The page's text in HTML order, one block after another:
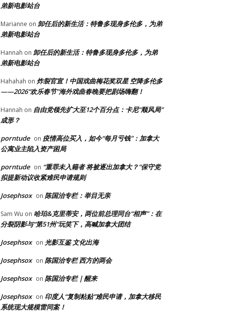
弟新电影站台
Marianne on 卸任后的新生活：特鲁多现身多伦多，为弟
弟新电影站台
Hannah on 卸任后的新生活：特鲁多现身多伦多，为弟
弟新电影站台
Hahahah on 炸裂官宣！中国戏曲梅花奖双星 空降多伦多
——2026“欢乐春节”海外戏曲春晚要把剧场嗨翻！
Hannah on 自由党领先扩大至12个百分点：卡尼“顺风局”
成形？
porntude on 疫情高位买入，如今“每月亏钱”：加拿大
公寓业主陷入资产困局
porntude on “重罪未入籍者 将被逐出加拿大？”保守党
拟提新动议收紧难民申请规则
Josephsox on 陈国治专栏：举目无亲
Sam Wu on 哈珀&克里蒂安，两位前总理同台“相声”：在
分裂阴影与“第51州”玩笑下，高喊加拿大团结
Josephsox on 光影互鉴 文化出海
Josephsox on 陈国治专栏 西方的两会
Josephsox on 陈国治专栏｜醒来
Josephsox on 印度人“复制粘贴”难民申请，加拿大移民
系统现大规模雷同案！